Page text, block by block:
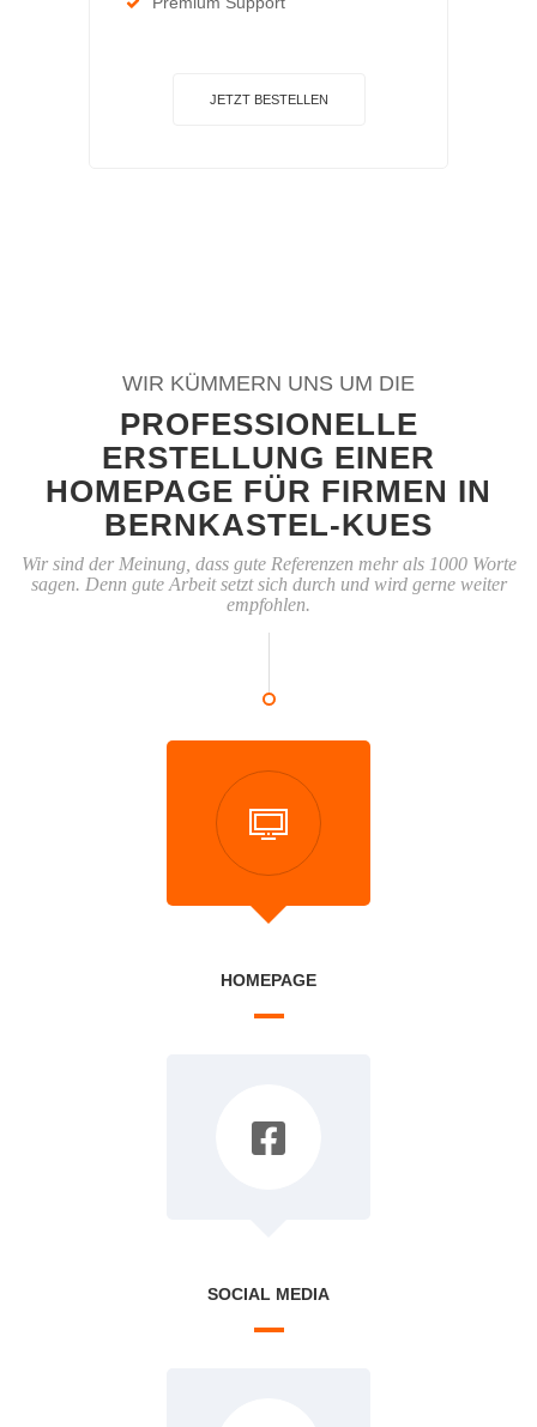
JETZT BESTELLEN
WIR KÜMMERN UNS UM DIE
PROFESSIONELLE
ERSTELLUNG EINER
HOMEPAGE FÜR FIRMEN IN
BERNKASTEL-KUES
Wir sind der Meinung, dass gute Referenzen mehr als 1000 Worte
sagen. Denn gute Arbeit setzt sich durch und wird gerne weiter
empfohlen.
HOMEPAGE
SOCIAL MEDIA